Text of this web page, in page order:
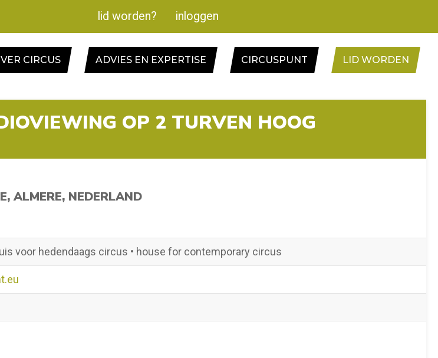
lid worden? inloggen
CIRCUS ADVIES EN EXPERTISE CIRCUSPUNT LID WORDEN
OP 2 TURVEN HOOG
ALMERE, NEDERLAND
voor hedendaags circus • house for contemporary circus